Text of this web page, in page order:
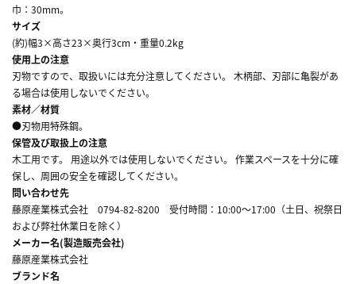
巾：30mm。
サイズ
(約)幅3×高さ23×奥行3cm・重量0.2kg
使用上の注意
刃物ですので、取扱いには充分注意してください。 木柄部、刃部に亀裂があ
る場合は使用しないでください。
素材／材質
●刃物用特殊鋼。
保管及び取扱上の注意
木工用です。 用途以外では使用しないでください。 作業スペースを十分に確
保し、周囲の安全を確認してください。
問い合わせ先
藤原産業株式会社 0794-82-8200 受付時間：10:00～17:00（土日、祝祭日
および弊社休業日を除く）
メーカー名(製造販売会社)
藤原産業株式会社
ブランド名